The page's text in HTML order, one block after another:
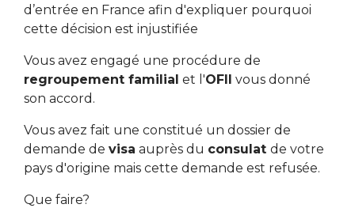
d’entrée en France afin d'expliquer pourquoi
cette décision est injustifiée
Vous avez engagé une procédure de
regroupement familial et l'OFII vous donné
son accord.
Vous avez fait une constitué un dossier de
demande de visa auprès du consulat de votre
pays d'origine mais cette demande est refusée.
Que faire?